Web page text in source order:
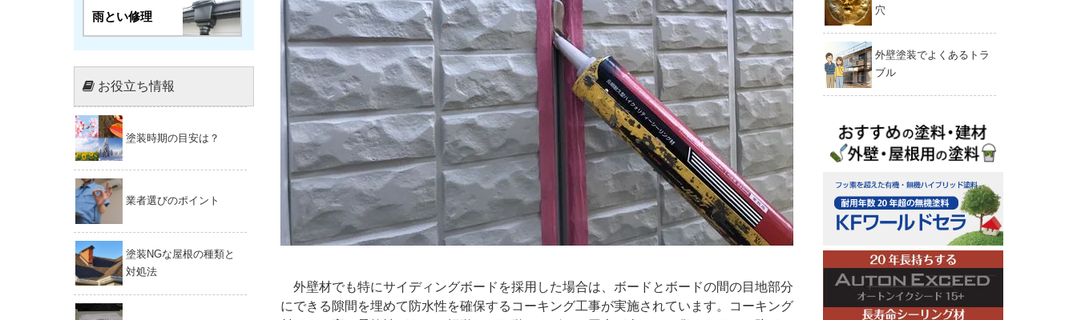
雨とい修理
お役立ち情報
塗装時期の目安は？
業者選びのポイント
塗装NGな屋根の種類と
対処法
外壁材でも特にサイディングボードを採用した場合は、ボードとボードの間の目地部分
にできる隙間を埋めて防水性を確保するコーキング工事が実施されています。コーキング
穴
外壁塗装でよくあるトラ
ブル